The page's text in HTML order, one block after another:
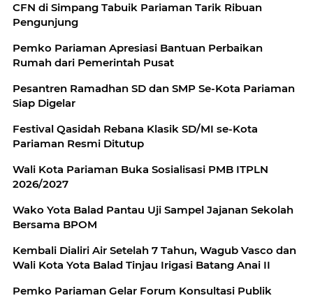
CFN di Simpang Tabuik Pariaman Tarik Ribuan
Pengunjung
Pemko Pariaman Apresiasi Bantuan Perbaikan
Rumah dari Pemerintah Pusat
Pesantren Ramadhan SD dan SMP Se-Kota Pariaman
Siap Digelar
Festival Qasidah Rebana Klasik SD/MI se-Kota
Pariaman Resmi Ditutup
Wali Kota Pariaman Buka Sosialisasi PMB ITPLN
2026/2027
Wako Yota Balad Pantau Uji Sampel Jajanan Sekolah
Bersama BPOM
Kembali Dialiri Air Setelah 7 Tahun, Wagub Vasco dan
Wali Kota Yota Balad Tinjau Irigasi Batang Anai II
Pemko Pariaman Gelar Forum Konsultasi Publik